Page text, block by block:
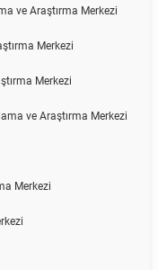
ve Araştırma Merkezi
Merkezi
Merkezi
ve Araştırma Merkezi
Merkezi